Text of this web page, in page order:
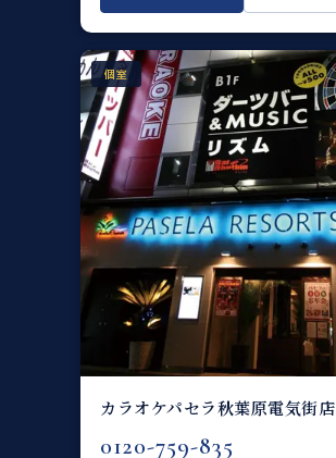
個室
カラオケパセラ秋葉原電気街店
0120-759-835